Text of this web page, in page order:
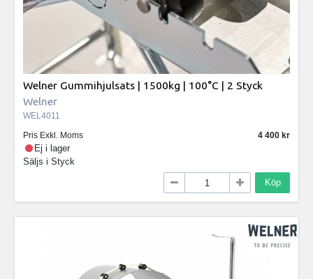
Welner Gummihjulsats | 1500kg | 100°C | 2 Styck
Welner
WEL4011
Pris Exkl. Moms
4 400
Ej i lager
Säljs i Styck
Köp